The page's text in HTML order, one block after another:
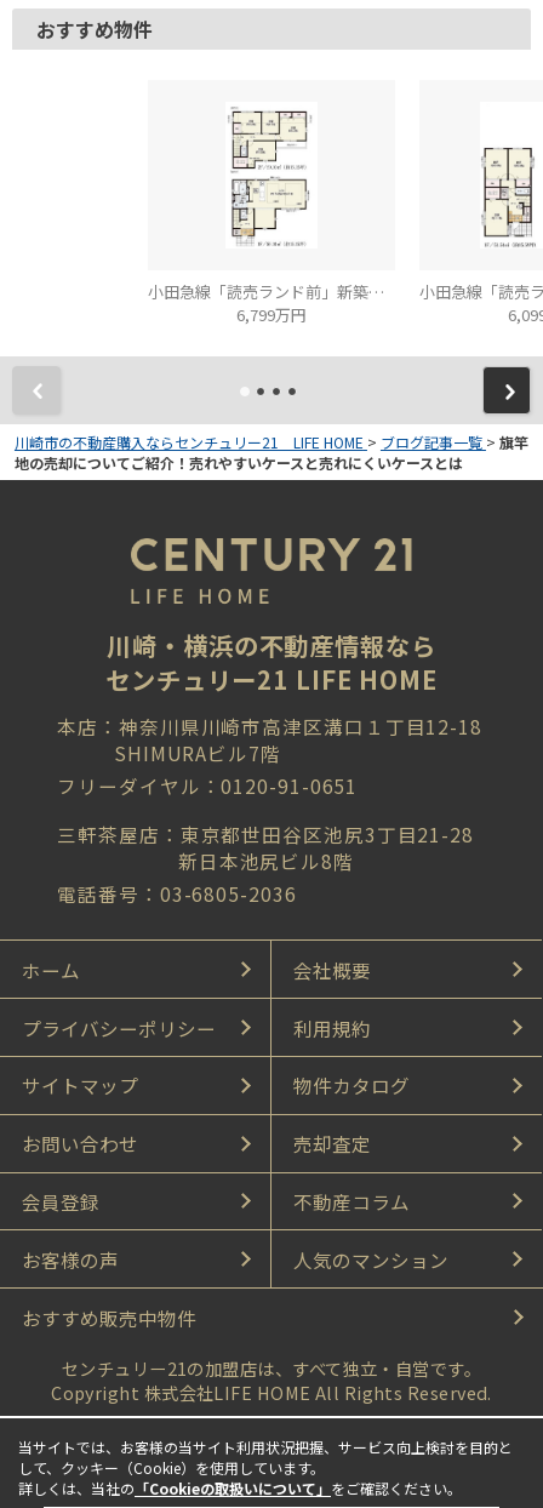
おすすめ物件
小田急線「読売ランド前」新築分譲
6,799万円
川崎市の不動産購入ならセンチュリー21 LIFE HOME > ブログ記事一覧 > 旗竿
地の売却についてご紹介！売れやすいケースと売れにくいケースとは
川崎・横浜の不動産情報なら
センチュリー21 LIFE HOME
本店：神奈川県川崎市高津区溝口１丁目12-18
SHIMURAビル7階
フリーダイヤル：0120-91-0651
三軒茶屋店：東京都世田谷区池尻3丁目21-28
新日本池尻ビル8階
電話番号：03-6805-2036
ホーム 会社概要
プライバシーポリシー 利用規約
サイトマップ 物件カタログ
お問い合わせ 売却査定
会員登録 不動産コラム
お客様の声 人気のマンション
おすすめ販売中物件
センチュリー21の加盟店は、すべて独立・自営です。
Copyright 株式会社LIFE HOME All Rights Reserved.
当サイトでは、お客様の当サイト利用状況把握、サービス向上検討を目的と
して、クッキー（Cookie）を使用しています。
詳しくは、当社の 「Cookieの取扱いについて」 をご確認ください。